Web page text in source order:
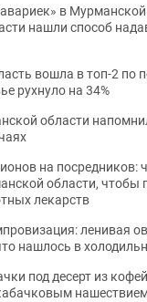
в
нашли способ
вошла в топ-2 по
рухнуло на 34%
области
на посредников:
области, чтобы
лекарств
ленивая
нашлось в
под десерт из